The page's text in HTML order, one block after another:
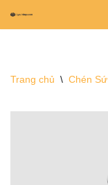
dung
Trang chủ \ Chén